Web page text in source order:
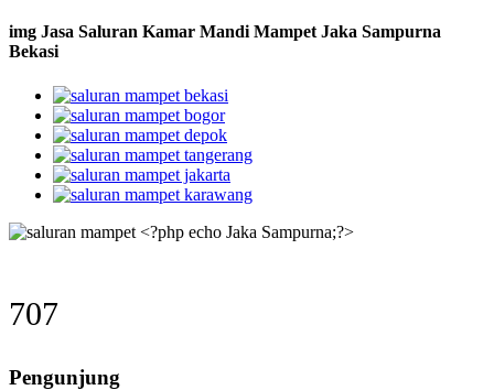
img Jasa Saluran Kamar Mandi Mampet Jaka Sampurna
Bekasi
707
Pengunjung